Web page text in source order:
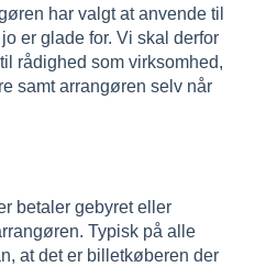
har valgt at anvende til
er glade for. Vi skal derfor
rådighed som virksomhed,
samt arrangøren selv når
betaler gebyret eller
Typisk på alle
at det er billetkøberen der